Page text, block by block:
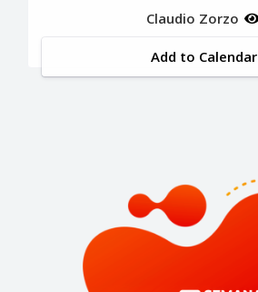
Claudio Zorzo
Add to Calendar